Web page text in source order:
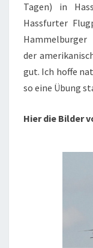
Tagen) in
Hassfurter
der
gut. Ich hoffe
so eine Übung
Hier die Bilder